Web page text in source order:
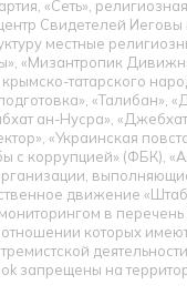
«Сеть»,
Свидетелей Иеговы
местные
«Мизантропик
татарского
«Талибан»,
ан-Нусра»,
«Украинская
с коррупцией» (ФБК),
движение
в перечень
которых
запрещены на